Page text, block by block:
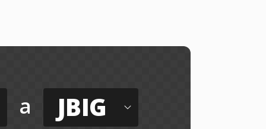
a JBIG